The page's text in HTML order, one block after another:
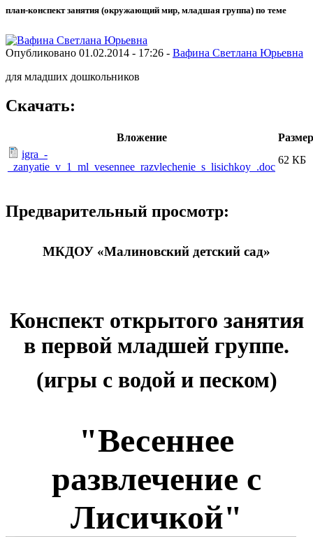
план-конспект занятия (окружающий мир, младшая группа) по теме
Опубликовано 01.02.2014 - 17:26 - Вафина Светлана Юрьевна
для младших дошкольников
Скачать:
Вложение
Размер
igra_-
_zanyatie_v_1_ml_vesennee_razvlechenie_s_lisichkoy_.doc
62 КБ
Предварительный просмотр:
МКДОУ «Малиновский детский сад»
Конспект открытого занятия
в первой младшей группе.
(игры с водой и песком)
"Весеннее
развлечение с
Лисичкой"